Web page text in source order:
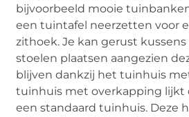
bijvoorbeeld mooie
een tuintafel neerzetten voor
zithoek. Je kan gerust
stoelen plaatsen aangezien
blijven dankzij het tuinhuis
tuinhuis met overkapping lijkt
een standaard tuinhuis. Deze